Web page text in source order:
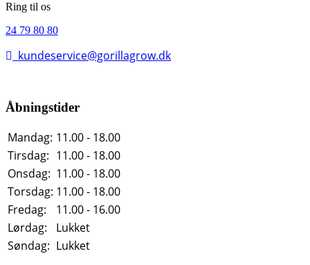
Ring til os
24 79 80 80
kundeservice@gorillagrow.dk
Åbningstider
Mandag: 11.00 - 18.00
Tirsdag: 11.00 - 18.00
Onsdag: 11.00 - 18.00
Torsdag: 11.00 - 18.00
Fredag:
11.00 - 16.00
Lørdag:
Lukket
Søndag: Lukket